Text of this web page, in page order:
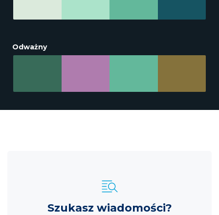
Odważny
Szukasz wiadomości?